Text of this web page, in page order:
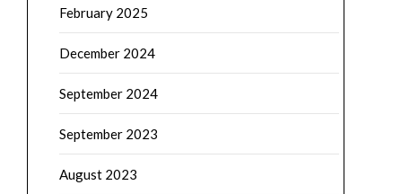
February 2025
December 2024
September 2024
September 2023
August 2023